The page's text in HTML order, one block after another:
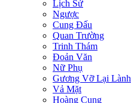
Lịch Sử
Ngược
Cung Đấu
Quan Trường
Trinh Thám
Đoản Văn
Nữ Phụ
Gương Vỡ Lại Lành
Vả Mặt
Hoàng Cung